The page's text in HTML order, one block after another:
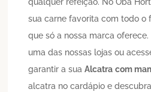
sua carne favorita com todo o
que só a nossa marca
uma das nossas lojas ou
garantir a suaAlcatra com
alcatra no cardápio e